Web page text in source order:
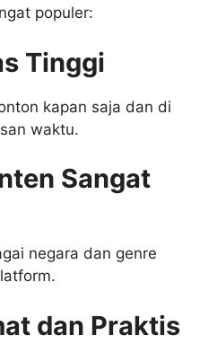
populer:
Tinggi
kapan saja dan di
waktu.
Sangat
negara dan genre
dan Praktis